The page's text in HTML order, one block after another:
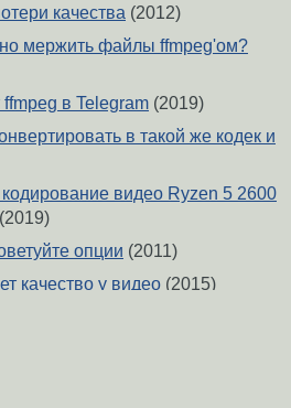
качества (2012)
мержить файлы ffmpeg'ом?
ffmpeg в Telegram (2019)
в такой же кодек и
видео Ryzen 5 2600
(2019)
опции (2011)
качество у видео (2015)